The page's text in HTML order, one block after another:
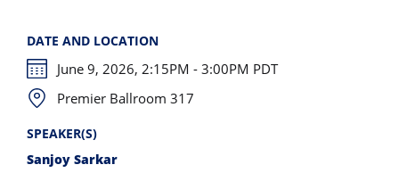
DATE AND LOCATION
June 9, 2026, 2:15PM - 3:00PM PDT
Premier Ballroom 317
SPEAKER(S)
Sanjoy Sarkar